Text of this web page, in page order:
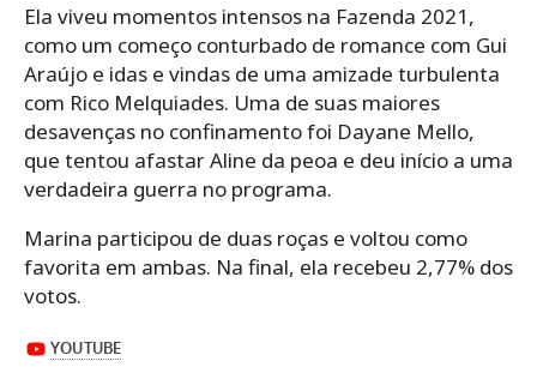
Ela viveu momentos intensos na Fazenda 2021,
como um começo conturbado de romance com Gui
Araújo e idas e vindas de uma amizade turbulenta
com Rico Melquiades. Uma de suas maiores
desavenças no confinamento foi Dayane Mello,
que tentou afastar Aline da peoa e deu início a uma
verdadeira guerra no programa.
Marina participou de duas roças e voltou como
favorita em ambas. Na final, ela recebeu 2,77% dos
votos.